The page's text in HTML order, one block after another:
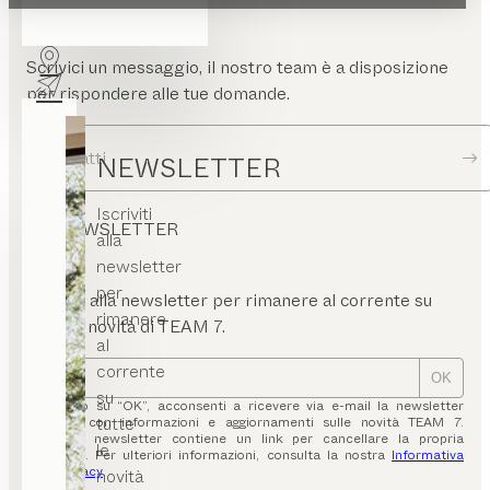
NEWSLETTER
Iscriviti
alla
newsletter
per
rimanere
al
corrente
su
tutte
le
novità
Scrivici un messaggio, il nostro team è a disposizione
per rispondere alle tue domande.
Contatti
NEWSLETTER
Iscriviti alla newsletter per rimanere al corrente su
tutte le novità di TEAM 7.
OK
Cliccando su “OK”, acconsenti a ricevere via e-mail la newsletter
TEAM 7 con informazioni e aggiornamenti sulle novità TEAM 7.
Ciascuna newsletter contiene un link per cancellare la propria
iscrizione. Per ulteriori informazioni, consulta la nostra Informativa
sulla privacy.